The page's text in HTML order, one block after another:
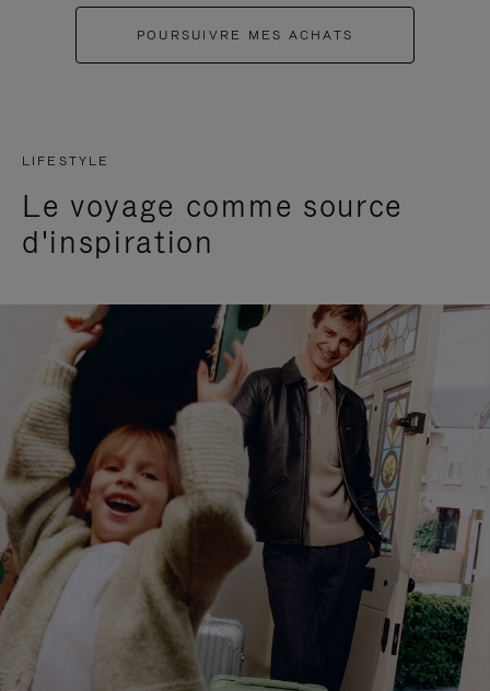
POURSUIVRE MES ACHATS
LIFESTYLE
Le voyage comme source
d'inspiration